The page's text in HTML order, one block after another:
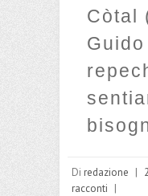
Còtal
Di redazione |
racconti |